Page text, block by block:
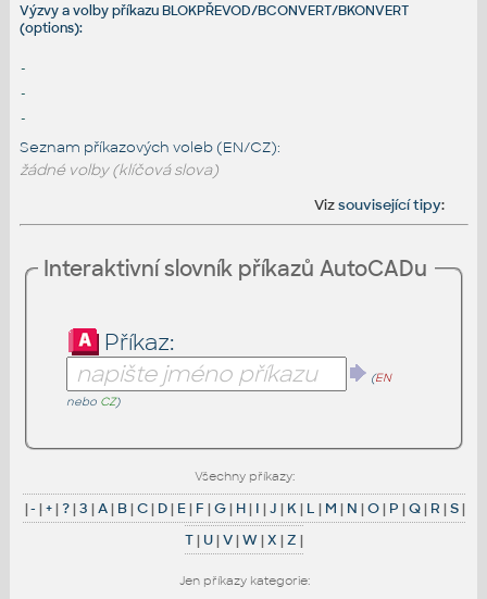
Výzvy a volby příkazu BLOKPŘEVOD/BCONVERT/BKONVERT
(options):
-
-
-
Seznam příkazových voleb (EN/CZ):
žádné volby (klíčová slova)
Vizsouvisející tipy:
Interaktivní slovník příkazů AutoCADu
Příkaz:
(EN
nebo CZ)
Všechny příkazy:
|- |+|?|3 |A| B|C| D| E| F |G| H| I |J | K| L | M | N |O| P |Q| R |S|
T| U|V|W|X |Z |
Jen příkazy kategorie: